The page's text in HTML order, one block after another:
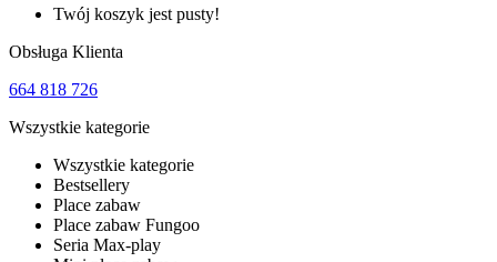
Twój koszyk jest pusty!
Obsługa Klienta
664 818 726
Wszystkie kategorie
Wszystkie kategorie
Bestsellery
Place zabaw
Place zabaw Fungoo
Seria Max-play